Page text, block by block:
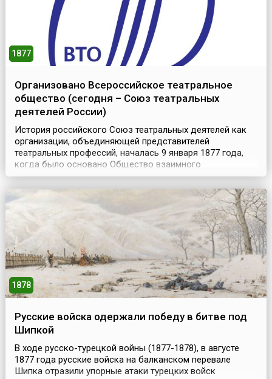
1877
Организовано Всероссийское театральное
общество (сегодня – Союз театральных
деятелей России)
История российского Союз театральных деятелей как
организации, объединяющей представителей
театральных профессий, началась 9 января 1877 года,
когда было основано Общество взаимного
вспоможения русских артистов, с целью «доставления
русским артистам большего удобства для
распространения их произведений в публике и
усовершенствования их дарований». Согласно Уставу
членами Общества могли стать н...
1878
Русские войска одержали победу в битве под
Шипкой
В ходе русско-турецкой войны (1877-1878), в августе
1877 года русские войска на балканском перевале
Шипка отразили упорные атаки турецких войск